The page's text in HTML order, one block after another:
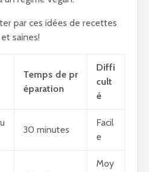
par ces idées de recettes
saines!
Temps de pr
éparation
Diffi
cult
é
30 minutes
Facil
e
Moy